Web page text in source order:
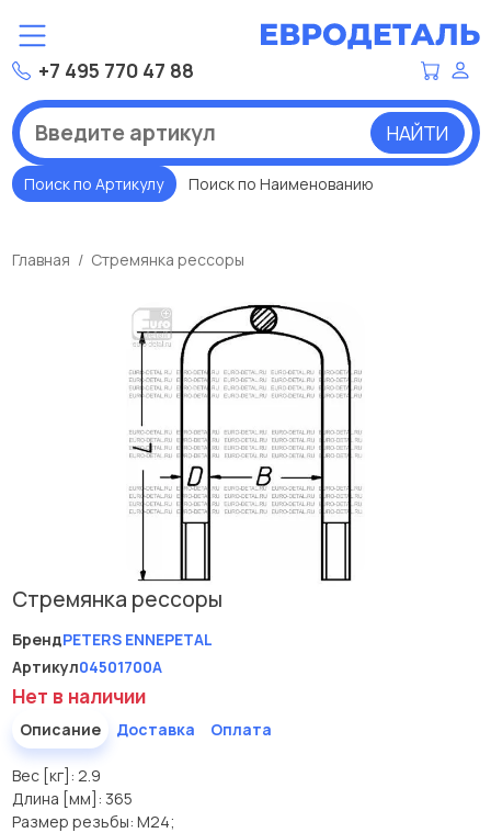
+7 495 770 47 88
НАЙТИ
Поиск по Артикулу Поиск по Наименованию
Главная Стремянка рессоры
Стремянка рессоры
БрендPETERS ENNEPETAL
Артикул04501700A
Нет в наличии
Описание Доставка Оплата
Вес [кг]: 2.9
Длина [мм]: 365
Размер резьбы: M24;